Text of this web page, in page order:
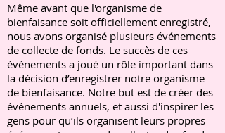
Même avant que l'organisme de
bienfaisance soit officiellement enregistré,
nous avons organisé plusieurs événements
de collecte de fonds. Le succès de ces
événements a joué un rôle important dans
la décision d’enregistrer notre organisme
de bienfaisance. Notre but est de créer des
événements annuels, et aussi d'inspirer les
gens pour qu’ils organisent leurs propres